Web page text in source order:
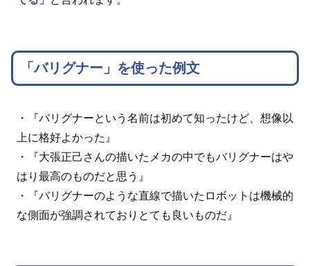
「バリグナー」を使った例文
・『バリグナーという名前は初めて知ったけど、想像以
上に格好よかった』
・『大張正己さんの描いたメカの中でもバリグナーはや
はり最高のものだと思う』
・『バリグナーのような直線で描いたロボットは機械的
な側面が強調されておりとても良いものだ』